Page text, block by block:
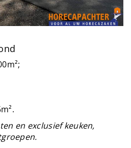
en exclusief keuken,